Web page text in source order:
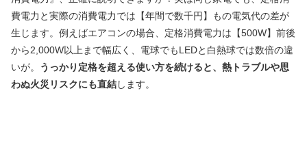
費電力と実際の消費電力では【年間で数千円】もの電気代の差が
生じます。例えばエアコンの場合、定格消費電力は【500W】前後
から2,000W以上まで幅広く、電球でもLEDと白熱球では数倍の違
いが。
うっかり定格を超える使い方を続けると、熱トラブルや思
わぬ火災リスクにも直結します。